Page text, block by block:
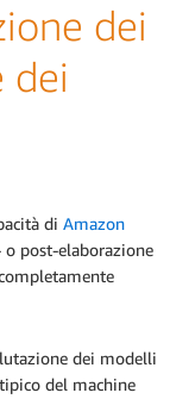
dei
dei
di Amazon
post-elaborazione
dei modelli
del machine